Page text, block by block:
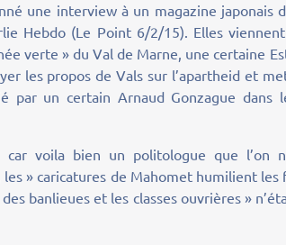
une interview à un magazine japonais
Hebdo (Le Point 6/2/15). Elles
verte » du Val de Marne, une certaine
les propos de Vals sur l’apartheid et
par un certain Arnaud Gonzague dans
car voila bien un politologue que l’on
» caricatures de Mahomet humilient les
banlieues et les classes ouvrières »